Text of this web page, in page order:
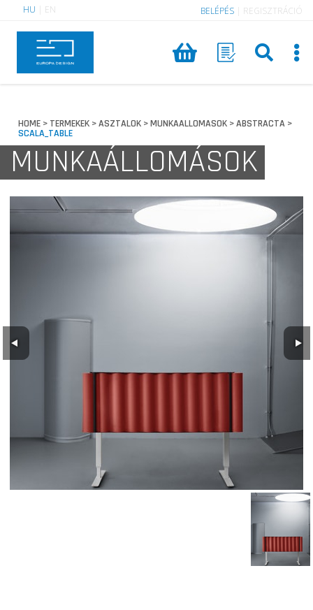
HU EN BELÉPÉS REGISZTRÁCIÓ
HOME > TERMEKEK >ASZTALOK >MUNKAALLOMASOK >ABSTRACTA >
SCALA_TABLE
MUNKAÁLLOMÁSOK